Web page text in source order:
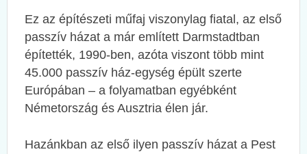
Ez az építészeti műfaj viszonylag fiatal, az első
passzív házat a már említett Darmstadtban
építették, 1990-ben, azóta viszont több mint
45.000 passzív ház-egység épült szerte
Európában – a folyamatban egyébként
Németország és Ausztria élen jár.
Hazánkban az első ilyen passzív házat a Pest